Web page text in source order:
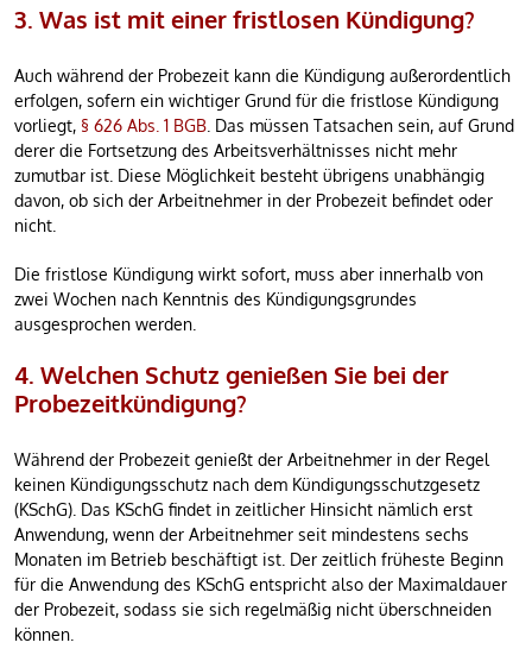
3. Was ist mit einer fristlosen Kündigung?
Auch während der Probezeit kann die Kündigung außerordentlich
erfolgen, sofern ein wichtiger Grund für die fristlose Kündigung
vorliegt, § 626 Abs. 1 BGB . Das müssen Tatsachen sein, auf Grund
derer die Fortsetzung des Arbeitsverhältnisses nicht mehr
zumutbar ist. Diese Möglichkeit besteht übrigens unabhängig
davon, ob sich der Arbeitnehmer in der Probezeit befindet oder
nicht.
Die fristlose Kündigung wirkt sofort, muss aber innerhalb von
zwei Wochen nach Kenntnis des Kündigungsgrundes
ausgesprochen werden.
4. Welchen Schutz genießen Sie bei der
Probezeitkündigung?
Während der Probezeit genießt der Arbeitnehmer in der Regel
keinen Kündigungsschutz nach dem Kündigungsschutzgesetz
(KSchG). Das KSchG findet in zeitlicher Hinsicht nämlich erst
Anwendung, wenn der Arbeitnehmer seit mindestens sechs
Monaten im Betrieb beschäftigt ist. Der zeitlich früheste Beginn
für die Anwendung des KSchG entspricht also der Maximaldauer
der Probezeit, sodass sie sich regelmäßig nicht überschneiden
können.